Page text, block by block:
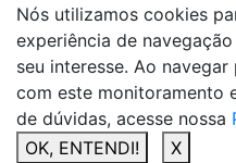
Nós utilizamos cookies
experiência de
seu interesse. Ao
com este monitoramento
de dúvidas, acesse nossa
OK, ENTENDI!
X